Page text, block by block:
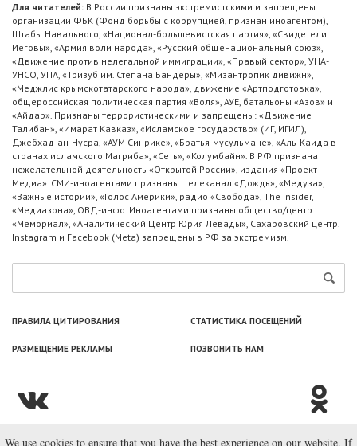
Для читателей: В России признаны экстремистскими и запрещены
организации ФБК (Фонд борьбы с коррупцией, признан иноагентом),
Штабы Навального, «Национал-большевистская партия», «Свидетели
Иеговы», «Армия воли народа», «Русский общенациональный союз»,
«Движение против нелегальной иммиграции», «Правый сектор», УНА-
УНСО, УПА, «Тризуб им. Степана Бандеры», «Мизантропик дивижн»,
«Меджлис крымскотатарского народа», движение «Артподготовка»,
общероссийская политическая партия «Воля», АУЕ, батальоны «Азов» и
«Айдар». Признаны террористическими и запрещены: «Движение
Талибан», «Имарат Кавказ», «Исламское государство» (ИГ, ИГИЛ),
Джебхад-ан-Нусра, «АУМ Синрике», «Братья-мусульмане», «Аль-Каида в
странах исламского Магриба», «Сеть», «Колумбайн». В РФ признана
нежелательной деятельность «Открытой России», издания «Проект
Медиа». СМИ-иноагентами признаны: телеканал «Дождь», «Медуза»,
«Важные истории», «Голос Америки», радио «Свобода», The Insider,
«Медиазона», ОВД-инфо. Иноагентами признаны общество/центр
«Мемориал», «Аналитический Центр Юрия Левады», Сахаровский центр.
Instagram и Facebook (Metа) запрещены в РФ за экстремизм.
ПРАВИЛА ЦИТИРОВАНИЯ СТАТИСТИКА ПОСЕЩЕНИЙ
РАЗМЕЩЕНИЕ РЕКЛАМЫ ПОЗВОНИТЬ НАМ
© ООО «Лаборатория Новоcтей», 2003—2026.
We use cookies to ensure that you have the best experience on our website. If